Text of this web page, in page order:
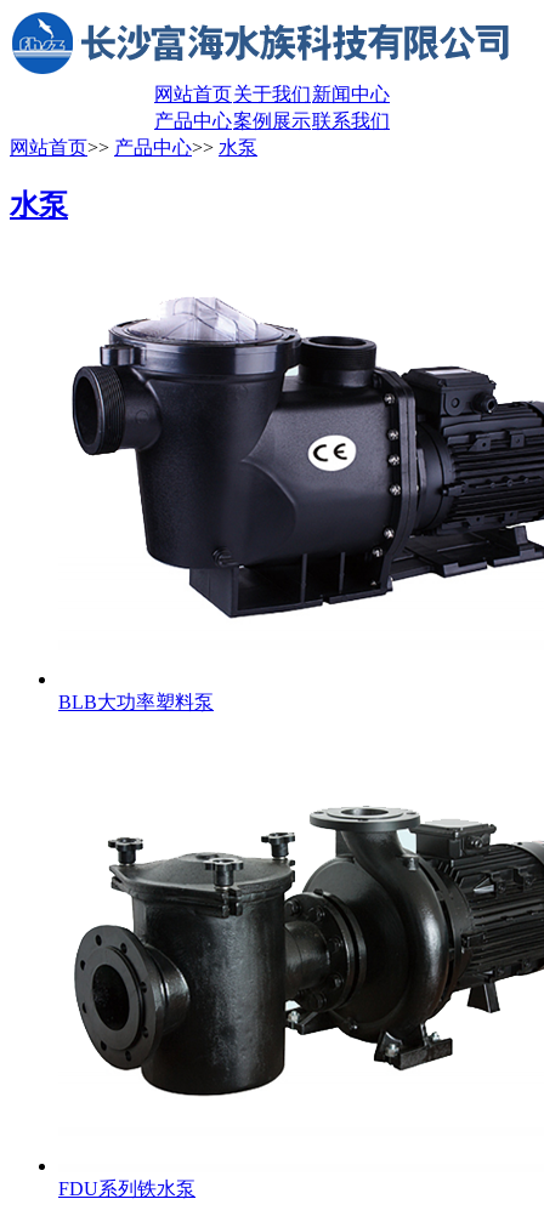
网站首页关于我们新闻中心
产品中心案例展示联系我们
网站首页>> 产品中心>> 水泵
水泵
BLB大功率塑料泵
FDU系列铁水泵